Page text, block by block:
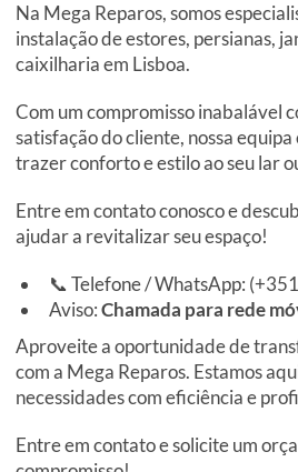
Na Mega Reparos, somos
instalação de estores, persianas,
caixilharia em Lisboa.
Com um compromisso inabalável
satisfação do cliente, nossa
trazer conforto e estilo ao seu lar
Entre em contato conosco e
ajudar a revitalizar seu espaço!
📞 Telefone / WhatsApp:
Aviso:Chamada para rede
Aproveite a oportunidade de
com a Mega Reparos. Estamos
necessidades com eficiência e
Entre em contato e solicite um